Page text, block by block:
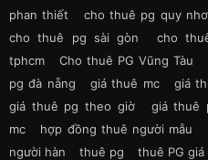
phan thiết
cho thuê pg quy
cho thuê pg sài gòn
cho
tphcm
Cho thuê PG Vũng Tàu
pg đà nẵng
giá thuê mc giá
giá thuê pg theo giờ
giá thuê
mc
hợp đồng thuê người mẫu
người hàn
thuê pg thuê PG giá